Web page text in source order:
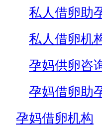
私人借卵助
私人借卵机
孕妈供卵咨
孕妈借卵助
孕妈借卵机构